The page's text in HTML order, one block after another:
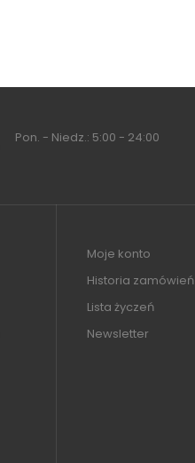
Pon. - Niedz.: 5:00 - 24:00
Moje konto
Historia zamówień
Lista życzeń
Newsletter